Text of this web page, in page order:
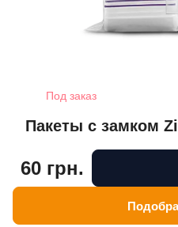
Под заказ
Пакеты с замком
60 грн.